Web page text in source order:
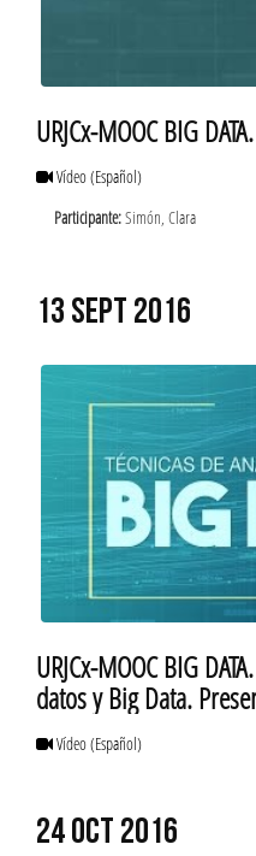
URJCx-MOOC BIG
Vídeo(Español)
Participante:Simón, Clara
13 SEPT 2016
URJCx-MOOC BIG
datos y Big Data.
Vídeo(Español)
24 OCT 2016